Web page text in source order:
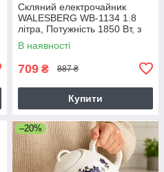
Скляний електрочайник
WALESBERG WB-1134 1.8
літра, Потужність 1850 Вт, з
підсвічуванням Чорний
В наявності
709 ₴ 887 ₴
Купити
–20%